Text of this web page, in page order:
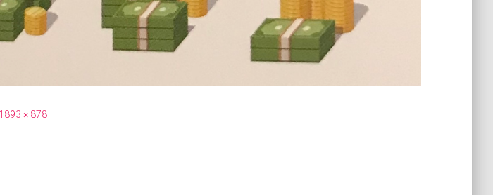
1893 × 878